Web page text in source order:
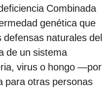
Combinada
genética que
defensas naturales del
de un sistema
virus o hongo —por
para otras personas